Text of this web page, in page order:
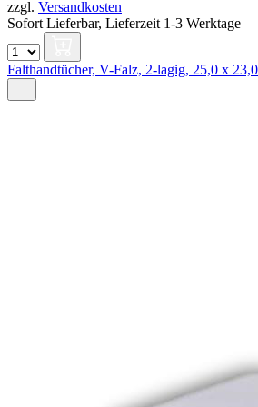
zzgl. Versandkosten
Sofort Lieferbar, Lieferzeit 1-3 Werktage
Falthandtücher, V-Falz, 2-lagig, 25,0 x